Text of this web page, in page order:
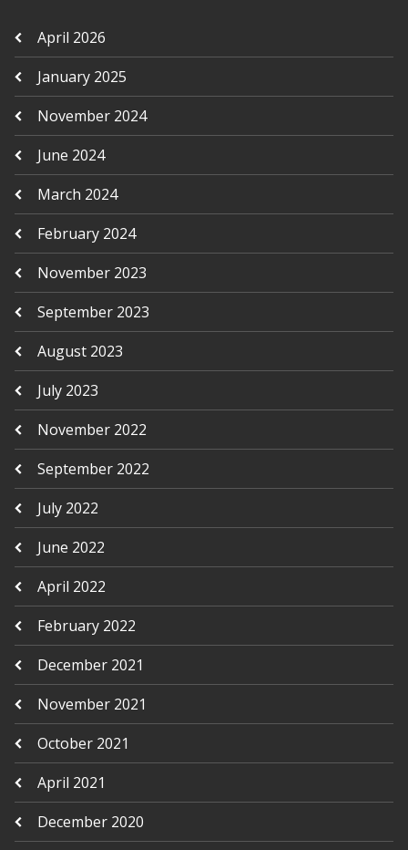
April 2026
January 2025
November 2024
June 2024
March 2024
February 2024
November 2023
September 2023
August 2023
July 2023
November 2022
September 2022
July 2022
June 2022
April 2022
February 2022
December 2021
November 2021
October 2021
April 2021
December 2020